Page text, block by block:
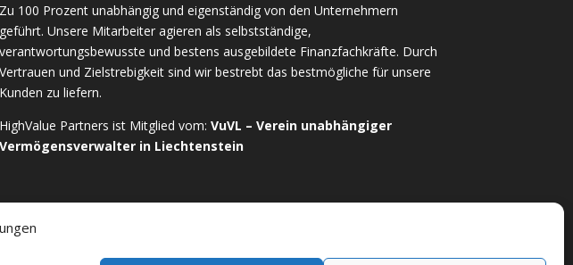
Zu 100 Prozent unabhängig und eigenständig von den Unternehmern
geführt. Unsere Mitarbeiter agieren als selbstständige,
verantwortungsbewusste und bestens ausgebildete Finanzfachkräfte. Durch
Vertrauen und Zielstrebigkeit sind wir bestrebt das bestmögliche für unsere
Kunden zu liefern.
HighValue Partners ist Mitglied vom: VuVL – Verein unabhängiger
Vermögensverwalter in Liechtenstein